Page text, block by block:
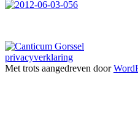
privacyverklaring
Met trots aangedreven door